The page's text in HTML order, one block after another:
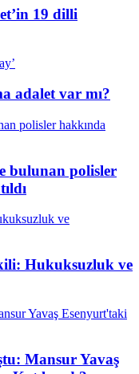
19 dilli
adalet var mı?
bulunan polisler
Hukuksuzluk ve
Mansur Yavaş